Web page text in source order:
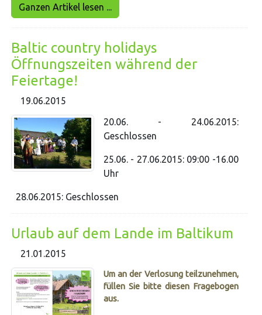
Ganzen Artikel lesen ...
Baltic country holidays
Öffnungszeiten während der
Feiertage!
19.06.2015
20.06. - 24.06.2015:
Geschlossen
25.06. - 27.06.2015: 09:00 -16.00
Uhr
28.06.2015: Geschlossen
Urlaub auf dem Lande im Baltikum
21.01.2015
Um an der Verlosung teilzunehmen,
füllen Sie bitte diesen Fragebogen
aus.